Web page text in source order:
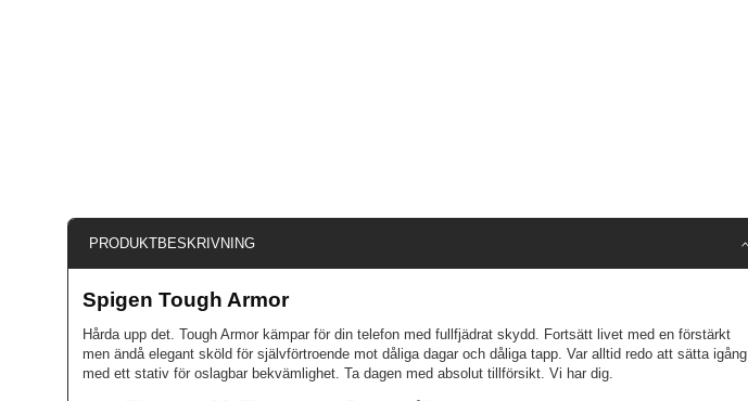
PRODUKTBESKRIVNING
Spigen Tough Armor
Hårda upp det. Tough Armor kämpar för din telefon med fullfjädrat skydd. Fortsätt livet med en förstärkt
men ändå elegant sköld för självförtroende mot dåliga dagar och dåliga tapp. Var alltid redo att sätta igång
med ett stativ för oslagbar bekvämlighet. Ta dagen med absolut tillförsikt. Vi har dig.